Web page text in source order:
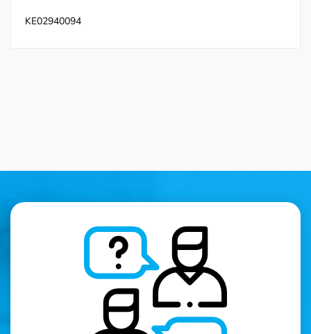
KE02940094